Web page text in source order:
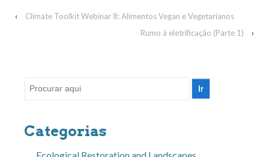
‹
Climate Toolkit Webinar 8: Alimentos Vegan e Vegetarianos
Rumo à eletrificação (Parte 1)
›
Pesquisar
Categorias